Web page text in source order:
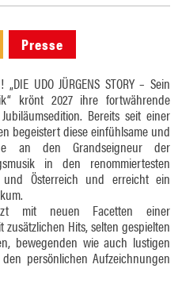
Presse
UDO JÜRGENS STORY – Sein
krönt 2027 ihre fortwährende
Bereits seit einer
begeistert diese einfühlsame und
an den Grandseigneur der
in den renommiertesten
und Österreich und erreicht ein
mit neuen Facetten einer
Hits, selten gespielten
bewegenden wie auch lustigen
persönlichen Aufzeichnungen